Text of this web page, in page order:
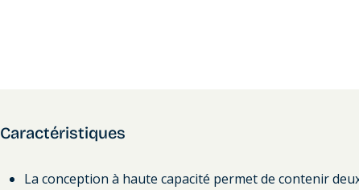
Caractéristiques
La conception à haute capacité permet de contenir